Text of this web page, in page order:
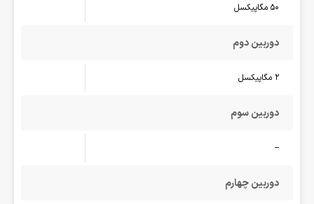
50 مگاپیکسل
دوربین دوم
2 مگاپیکسل
دوربین سوم
--
دوربین چهارم